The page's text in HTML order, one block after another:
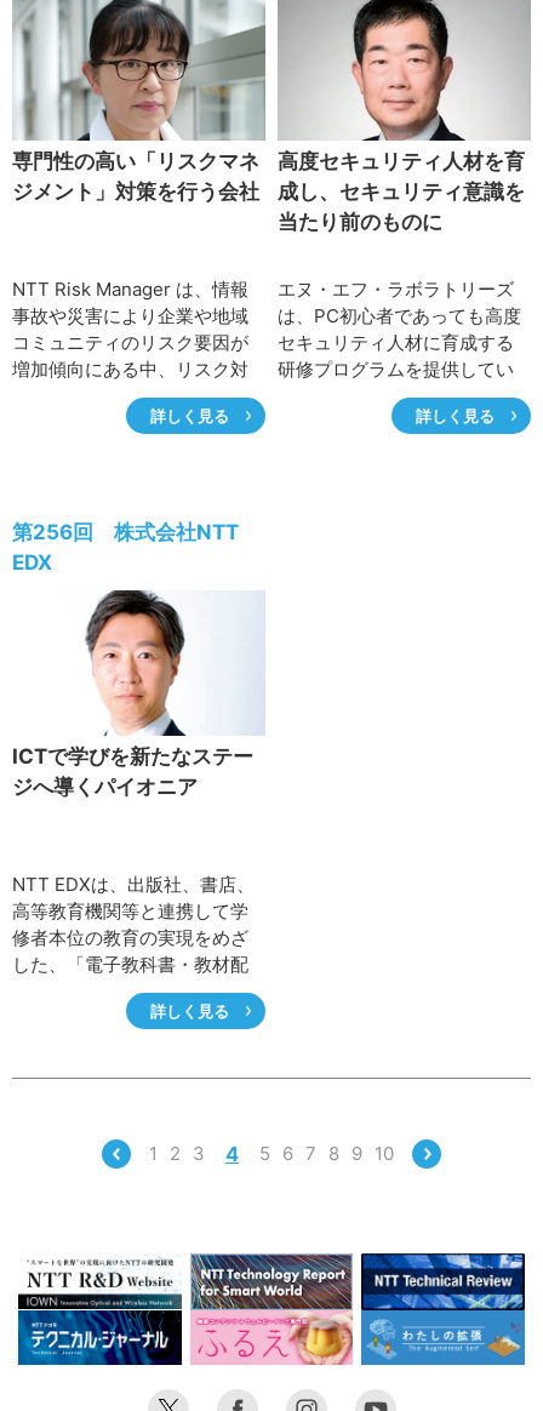
は、養殖を中心に生産量が飛
躍的に増加し、「獲る漁業」
から「育てる漁業」への転換
がみられており、その中で
も、環境や天候等に影響を受
けない「陸上養殖」に注目が
集まっています。そのような
中、陸上養殖に品種改良技術
ドチェーンのイノベーション
をめざす会社として設立され
たNTTグリーン＆フードの久
住嘉和社長に、事業展開や地
域貢献への想いを伺いまし
専門性の高い「リスクマネ
ジメント」対策を行う会社
NTT Risk Manager は、情報
事故や災害により企業や地域
コミュニティのリスク要因が
増加傾向にある中、リスク対
策プランの立案・運用支援や
人材育成、事故発生時の補償
ネジメント事業を通じて地域
社会発展への貢献をめざす考
長に伺った。
詳しく見る
高度セキュリティ人材を育
成し、セキュリティ意識を
当たり前のものに
エヌ・エフ・ラボラトリーズ
は、PC初心者であっても高度
セキュリティ人材に育成する
研修プログラムを提供してい
る。公的機関のセキュリティ
関連の会合に委員として参加
詳しく見る
第256回 株式会社NTT
EDX
ICTで学びを新たなステー
ジへ導くパイオニア
NTT EDXは、出版社、書店、
高等教育機関等と連携して学
修者本位の教育の実現をめざ
した、「電子教科書・教材配
信サービス」を展開してい
る。「ICTで学びを新たなステ
を金山直博社長に伺った。
詳しく見る
1 2 3 4 5 6 7 8 9 10